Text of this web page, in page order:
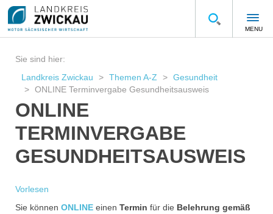
MENU
Sie sind hier:
Landkreis Zwickau
Themen A-Z
Gesundheit
ONLINE Terminvergabe Gesundheitsausweis
ONLINE
TERMINVERGABE
GESUNDHEITSAUSWEIS
Vorlesen
Sie können ONLINE einen Termin für die Belehrung gemäß